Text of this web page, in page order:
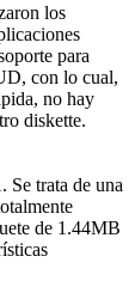
los
para
con lo cual,
no hay
diskette.
Se trata de una
de 1.44MB